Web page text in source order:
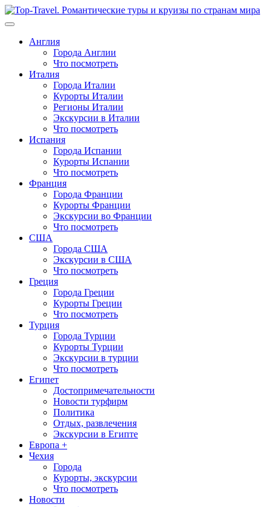
Перейти
к
Англия
Города Англии
Что посмотреть
Италия
Города Италии
Курорты Италии
Регионы Италии
Экскурсии в Италии
Что посмотреть
Испания
Города Испании
Курорты Испании
Что посмотреть
Франция
Города Франции
Курорты Франции
Экскурсии во Франции
Что посмотреть
США
Города США
Экскурсии в США
Что посмотреть
Греция
Города Греции
Курорты Греции
Что посмотреть
Турция
Города Турции
Курорты Турции
Экскурсии в турции
Что посмотреть
Египет
Достопримечательности
Новости турфирм
Политика
Отдых, развлечения
Экскурсии в Египте
Европа +
Чехия
Города
Курорты, экскурсии
Что посмотреть
Новости